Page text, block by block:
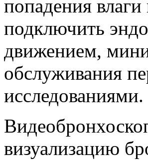
попадения влаги
подключить
движением,
обслуживания
исследованиями.
визуализацию